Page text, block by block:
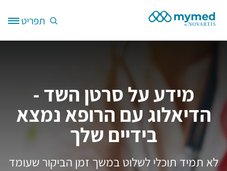
Site Logo תפריט
מידע על סרטן השד -
הדיאלוג עם הרופא נמצא
בידיים שלך
לא תמיד תוכלי לשלוט במשך זמן הביקור שעומד